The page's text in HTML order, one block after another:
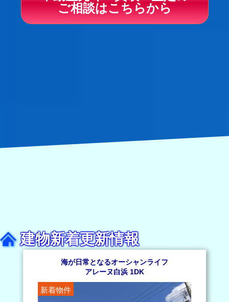
2026年7月30日
【マンションご成約】アレーヌ白浜9階 1DK 海一望売リゾート
マンション
ご契約いただき誠にありがとうございました
人が少ない穴場の海岸線を見下ろすロケーション
2026年7月24日
館山市坂田 5DKほか 海望売民家
海を感じて暮らす平家の住まい
2026年7月24日
【建物ご成約】館山市薗 4SSLDK 売家
不動産の売却が初めての人にとって、何から始めればいいか
分からないという不安は大きいですよね。定価がないからこ
そ、「損をしたくな…
失敗しない別荘購入の選び方｜別荘の種類や別荘地の選び方な
「普段の生活拠…
2025年12月23日
海に近い別荘を選ぶメリットとは？理想の別荘を見つけるため
の選び方や注意点を解説します
広い海の景色を眺めていると、不思議と心が落ち着きますよ
ね。 別荘を選ぶとき、そんな海の風景を身近に感じられる場
所にしたいと…
2025年9月21日
ご相談はこちらから
建物新着更新情報
海が日常となるオーシャンライフ
アレーヌ白浜 1DK
新着物件